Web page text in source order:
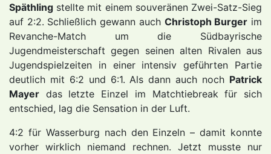
Späthling stellte mit einem souveränen Zwei-Satz-Sieg
auf 2:2. Schließlich gewann auch Christoph Burger im
Revanche-Match um die Südbayrische
Jugendmeisterschaft gegen seinen alten Rivalen aus
Jugendspielzeiten in einer intensiv geführten Partie
deutlich mit 6:2 und 6:1. Als dann auch noch Patrick
Mayer das letzte Einzel im Matchtiebreak für sich
entschied, lag die Sensation in der Luft.
4:2 für Wasserburg nach den Einzeln – damit konnte
vorher wirklich niemand rechnen. Jetzt musste nur